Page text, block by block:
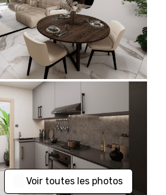
Voir toutes les photos